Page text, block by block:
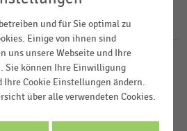
EINZELHANDEL|STATISTIK
nach Anzahl der Ladendiebstähle je
(2021)
Einzelhandel
Konsum,
und für Sie optimal zu
Einige von ihnen sind
uns unsere Webseite und Ihre
Sie können Ihre Einwilligung
Cookie Einstellungen ändern.
über alle verwendeten Cookies.